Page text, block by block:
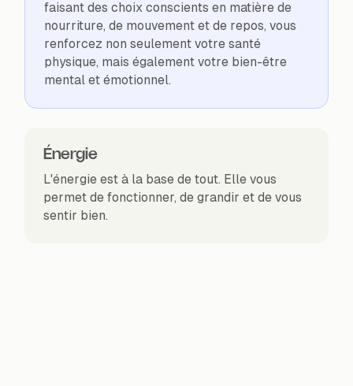
faisant des choix conscients en matière de
nourriture, de mouvement et de repos, vous
renforcez non seulement votre santé
physique, mais également votre bien-être
mental et émotionnel.
Énergie
L'énergie est à la base de tout. Elle vous
permet de fonctionner, de grandir et de vous
sentir bien.